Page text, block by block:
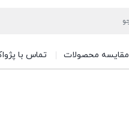
مقایسه محصولات تماس با